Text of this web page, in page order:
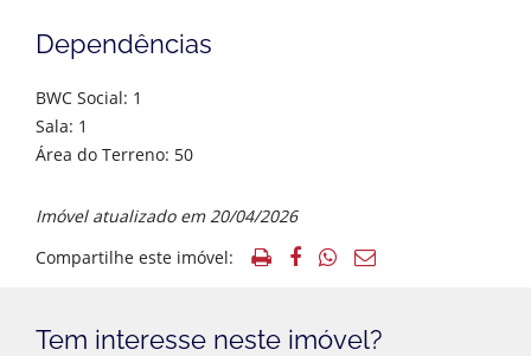
Dependências
BWC Social: 1
Sala: 1
Área do Terreno: 50
Imóvel atualizado em 20/04/2026
Compartilhe este imóvel:
Tem interesse neste imóvel?